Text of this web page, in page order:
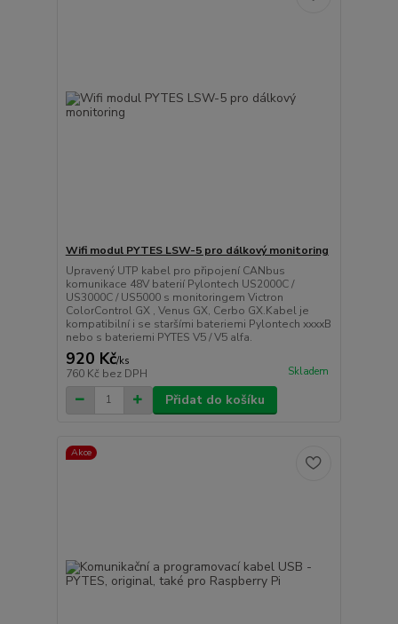
Wifi modul PYTES LSW-5 pro dálkový monitoring
Upravený UTP kabel pro připojení CANbus
komunikace 48V baterií Pylontech US2000C /
US3000C / US5000 s monitoringem Victron
ColorControl GX , Venus GX, Cerbo GX.Kabel je
kompatibilní i se staršími bateriemi Pylontech xxxxB
nebo s bateriemi PYTES V5 / V5 alfa.
920 Kč/ks
760 Kč bez DPH Skladem
Přidat do košíku
Akce